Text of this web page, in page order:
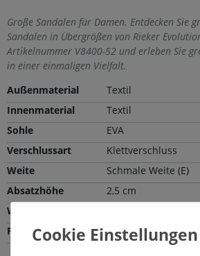
Große Sandalen für Damen. Entdecken Sie
Sandalen in Übergrößen von Rieker
Artikelnummer V8400-52 und erleben Sie
in einer einmaligen Vielfalt.
Außenmaterial
Textil
Innenmaterial
Textil
Sohle
EVA
Verschlussart
Klettverschluss
Weite
Schmale Weite (E)
Absatzhöhe
2,5 cm
Wechselfußbett
Farbe
Grün